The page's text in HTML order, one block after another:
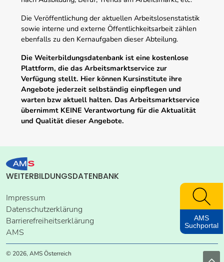
Die Veröffentlichung der aktuellen Arbeitslosenstatistik
sowie interne und externe Öffentlichkeitsarbeit zählen
ebenfalls zu den Kernaufgaben dieser Abteilung.
Die Weiterbildungsdatenbank ist eine kostenlose
Plattform, die das Arbeitsmarktservice zur
Verfügung stellt. Hier können Kursinstitute ihre
Angebote jederzeit selbständig einpflegen und
warten bzw aktuell halten. Das Arbeitsmarktservice
übernimmt KEINE Verantwortung für die Aktualität
und Qualität dieser Angebote.
WEITERBILDUNGSDATENBANK
Impressum
Datenschutzerklärung
Barrierefreiheitserklärung
AMS
© 2026, AMS Österreich
AMS
Suchportal